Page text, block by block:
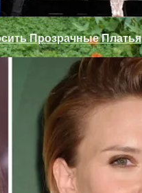
Прозрачные Платья